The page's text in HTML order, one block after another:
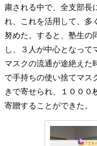
粛される中で、全支部長
れ、これを活用して、多
努めた。すると、塾生の
し、３人が中心となって
マスクの流通が途絶えた
で手持ちの使い捨てマス
きで寄せられ、１０００
寄贈することができた。